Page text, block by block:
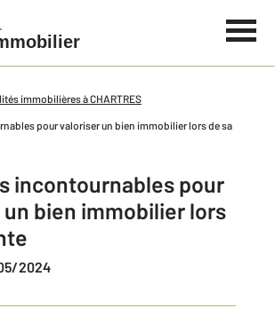
immobilières à CHARTRES
pour valoriser un bien immobilier lors de sa
incontournables pour
bien immobilier lors
2024